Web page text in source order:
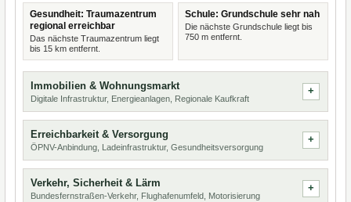
Gesundheit: Traumazentrum
regional erreichbar
Das nächste Traumazentrum liegt
bis 15 km entfernt.
Schule: Grundschule sehr nah
Die nächste Grundschule liegt bis
750 m entfernt.
Immobilien & Wohnungsmarkt
Digitale Infrastruktur, Energieanlagen, Regionale Kaufkraft
Erreichbarkeit & Versorgung
ÖPNV-Anbindung, Ladeinfrastruktur, Gesundheitsversorgung
Verkehr, Sicherheit & Lärm
Bundesfernstraßen-Verkehr, Flughafenumfeld, Motorisierung